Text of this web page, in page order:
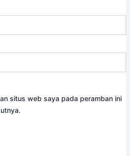
situs web saya pada peramban ini